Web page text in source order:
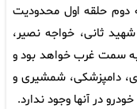
دوم حلقه اول محدودیت
ثانی، خواجه نصیر،
سمت غرب خواهد بود و
دامپزشکی، شمشیری و
در آنها وجود ندارد.